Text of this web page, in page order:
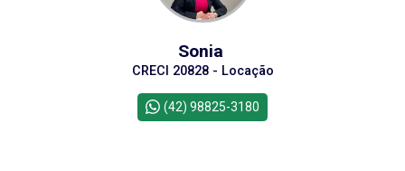
Sonia
CRECI 20828 - Locação
(42) 98825-3180